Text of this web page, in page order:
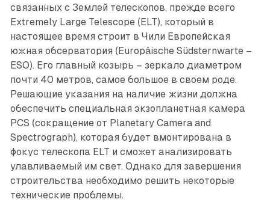
связанных с Землей телескопов, прежде всего
Extremely Large Telescope (ELT), который в
настоящее время строит в Чили Европейская
южная обсерватория (Europäische Südsternwarte –
ESO). Его главный козырь – зеркало диаметром
почти 40 метров, самое большое в своем роде.
Решающие указания на наличие жизни должна
обеспечить специальная экзопланетная камера
PCS (сокращение от Planetary Camera and
Spectrograph), которая будет вмонтирована в
фокус телескопа ELT и сможет анализировать
улавливаемый им свет. Однако для завершения
строительства необходимо решить некоторые
технические проблемы.